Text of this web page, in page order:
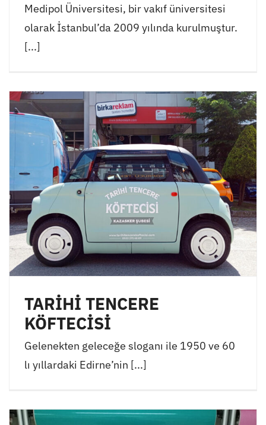
Medipol Üniversitesi, bir vakıf üniversitesi
olarak İstanbul’da 2009 yılında kurulmuştur.
[...]
TARİHİ TENCERE
KÖFTECİSİ
Gelenekten geleceğe sloganı ile 1950 ve 60
lı yıllardaki Edirne’nin [...]